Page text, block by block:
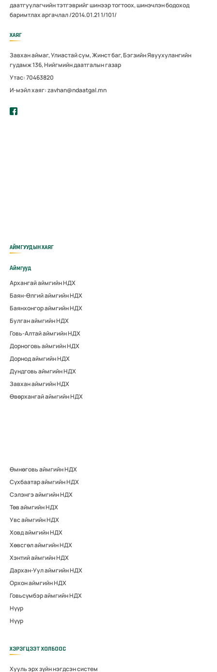
даатгуулагчийн тэтгэврийг шинээр тогтоох, шинэчлэн бодоход
баримтлах аргачлал /2014.01.21 1/101/
ХАЯГ
Завхан аймаг, Улиастай сум, Жинст баг, Бэгзийн Явуухулангийн
гудамж 136, Нийгмийн даатгалын газар
Утас: 70463820
И-мэйл хаяг: zavhan@ndaatgal.mn
АЙМГУУДЫН ХАЯГ
Аймгууд
Архангай аймгийн НДХ
Баян-Өлгий аймгийн НДХ
Баянхонгор аймгийн НДХ
Булган аймгийн НДХ
Говь-Алтай аймгийн НДХ
Дорноговь аймгийн НДХ
Дорнод аймгийн НДХ
Дундговь аймгийн НДХ
Завхан аймгийн НДХ
Өвөрхангай аймгийн НДХ
Өмнөговь аймгийн НДХ
Сүхбаатар аймгийн НДХ
Сэлэнгэ аймгийн НДХ
Төв аймгийн НДХ
Увс аймгийн НДХ
Ховд аймгийн НДХ
Хөвсгөл аймгийн НДХ
Хэнтий аймгийн НДХ
Дархан-Уул аймгийн НДХ
Орхон аймгийн НДХ
Говьсүмбэр аймгийн НДХ
Нүүр
Нүүр
ХЭРЭГЦЭЭТ ХОЛБООС
Хууль эрх зүйн нэгдсэн систем